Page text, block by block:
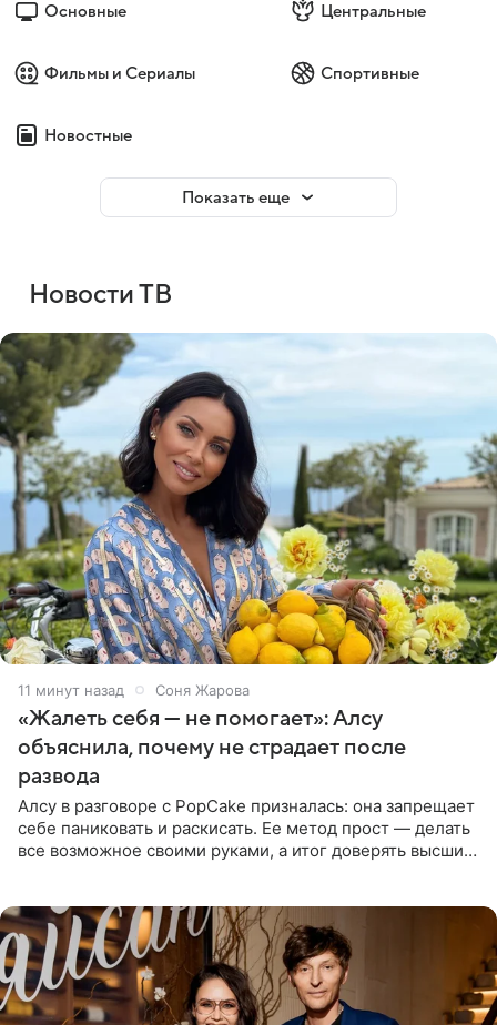
Основные Центральные
Фильмы и Сериалы Спортивные
Новостные
Показать еще
Новости ТВ
11 минут назад Соня Жарова
«Жалеть себя — не помогает»: Алсу
объяснила, почему не страдает после
развода
Алсу в разговоре с PopCake призналась: она запрещает
себе паниковать и раскисать. Ее метод прост — делать
все возможное своими руками, а итог доверять высшим